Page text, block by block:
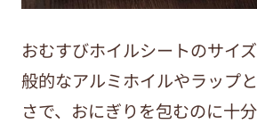
おむすびホイルシートのサイ
般的なアルミホイルやラップ
さで、おにぎりを包むのに十